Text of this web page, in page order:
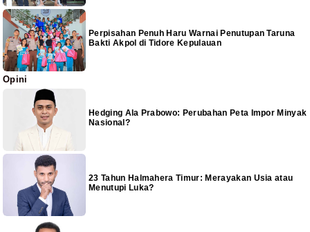
Perpisahan Penuh Haru Warnai Penutupan Taruna
Bakti Akpol di Tidore Kepulauan
Opini
Hedging Ala Prabowo: Perubahan Peta Impor Minyak
Nasional?
23 Tahun Halmahera Timur: Merayakan Usia atau
Menutupi Luka?